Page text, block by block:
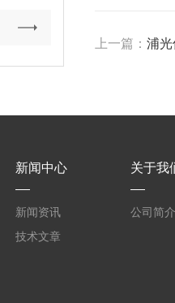
上一篇：浦光
新闻中心
新闻资讯
技术文章
关于我
公司简介